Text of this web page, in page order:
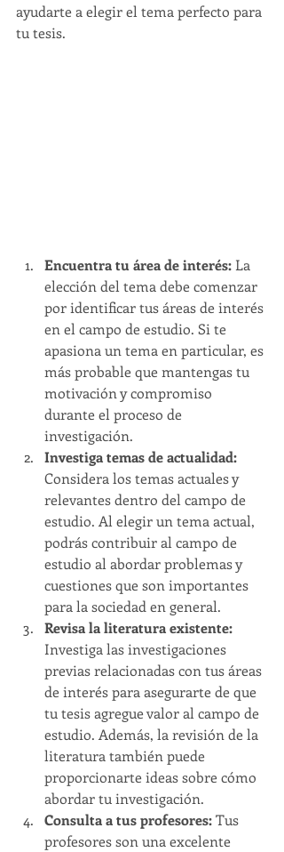
ayudarte a elegir el tema perfecto para
tu tesis.
Encuentra tu área de interés: La
elección del tema debe comenzar
por identificar tus áreas de interés
en el campo de estudio. Si te
apasiona un tema en particular, es
más probable que mantengas tu
motivación y compromiso
durante el proceso de
investigación.
Investiga temas de actualidad:
Considera los temas actuales y
relevantes dentro del campo de
estudio. Al elegir un tema actual,
podrás contribuir al campo de
estudio al abordar problemas y
cuestiones que son importantes
para la sociedad en general.
Revisa la literatura existente:
Investiga las investigaciones
previas relacionadas con tus áreas
de interés para asegurarte de que
tu tesis agregue valor al campo de
estudio. Además, la revisión de la
literatura también puede
proporcionarte ideas sobre cómo
abordar tu investigación.
Consulta a tus profesores: Tus
profesores son una excelente